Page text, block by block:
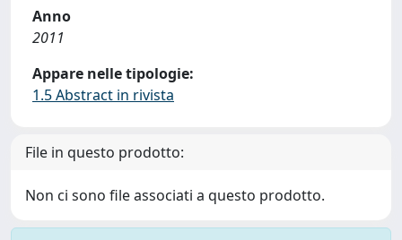
Anno
2011
Appare nelle tipologie:
1.5 Abstract in rivista
File in questo prodotto:
Non ci sono file associati a questo prodotto.